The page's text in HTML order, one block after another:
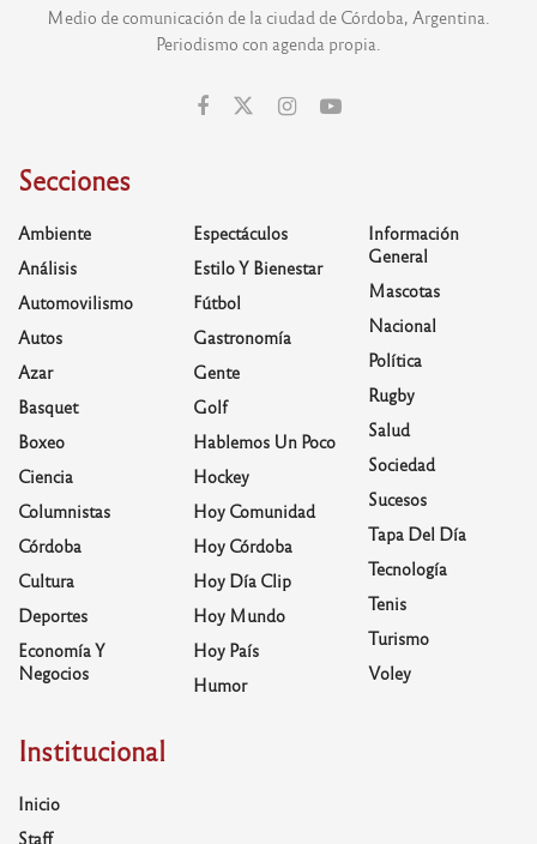
Medio de comunicación de la ciudad de Córdoba, Argentina.
Periodismo con agenda propia.
Secciones
Ambiente
Análisis
Automovilismo
Autos
Azar
Basquet
Boxeo
Ciencia
Columnistas
Córdoba
Cultura
Deportes
Economía Y
Negocios
Espectáculos
Estilo Y Bienestar
Fútbol
Gastronomía
Gente
Golf
Hablemos Un Poco
Hockey
Hoy Comunidad
Hoy Córdoba
Hoy Día Clip
Hoy Mundo
Hoy País
Humor
Información
General
Mascotas
Nacional
Política
Rugby
Salud
Sociedad
Sucesos
Tapa Del Día
Tecnología
Tenis
Turismo
Voley
Institucional
Inicio
Staff